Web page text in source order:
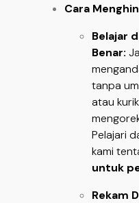
Cara
Belajar
Benar:
tanpa
atau
Pelajari
kami
untuk
Rekam